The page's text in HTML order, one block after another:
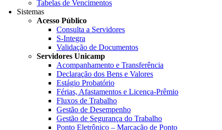
Tabelas de Vencimentos
Sistemas
Acesso Público
Consulta a Servidores
S-Integra
Validação de Documentos
Servidores Unicamp
Acompanhamento e Transferência
Declaração dos Bens e Valores
Estágio Probatório
Férias, Afastamentos e Licença-Prêmio
Fluxos de Trabalho
Gestão de Desempenho
Gestão de Segurança do Trabalho
Ponto Eletrônico – Marcação de Ponto